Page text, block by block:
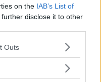
on the IAB’s List of
disclose it to other
one or more Google
You may click to
Outs